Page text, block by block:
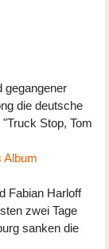
gegangener
die deutsche
Stop, Tom
Album
Fabian Harloff
zwei Tage
sanken die